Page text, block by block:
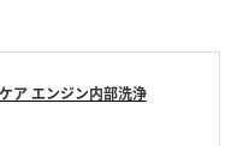
ア エンジン内部洗浄